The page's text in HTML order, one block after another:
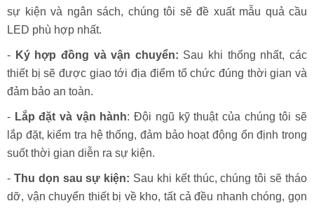
hoặc trao đổi qua điện thoại để hiểu rõ yêu cầu của khách
hàng.
Lựa chọn thiết bị phù hợp:Dựa trên quy mô, phong cách
sự kiện và ngân sách, chúng tôi sẽ đề xuất mẫu quả cầu
LED phù hợp nhất.
Ký hợp đồng và vận chuyển: Sau khi thống nhất, các
thiết bị sẽ được giao tới địa điểm tổ chức đúng thời gian và
đảm bảo an toàn.
-Lắp đặt và vận hành: Đội ngũ kỹ thuật của chúng tôi sẽ
lắp đặt, kiểm tra hệ thống, đảm bảo hoạt động ổn định trong